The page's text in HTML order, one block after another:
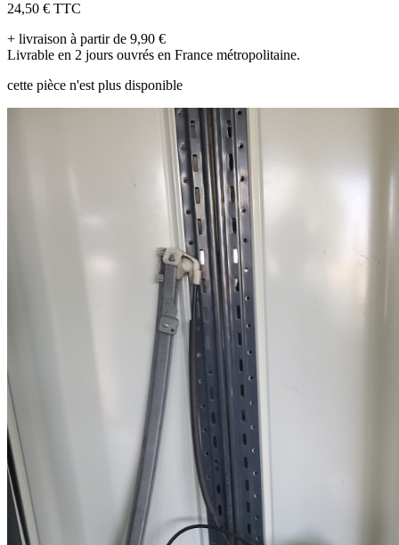
24,50 € TTC
+ livraison à partir de 9,90 €
Livrable en 2 jours ouvrés en France métropolitaine.
cette pièce n'est plus disponible